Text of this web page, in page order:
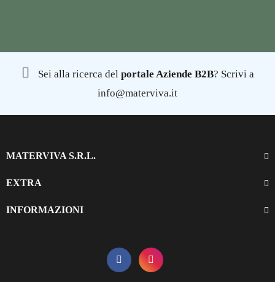
Sei alla ricerca del portale Aziende B2B? Scrivi a
info@materviva.it
MATERVIVA S.R.L.
EXTRA
INFORMAZIONI